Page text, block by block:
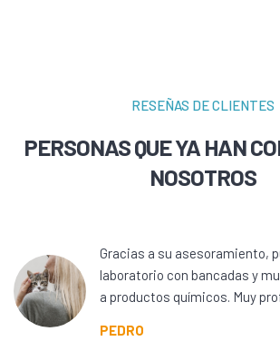
RESEÑAS DE CLIENTES
PERSONAS QUE YA HAN
NOSOTROS
Gracias a su asesoramiento,
laboratorio con bancadas y
a productos químicos. Muy
PEDRO